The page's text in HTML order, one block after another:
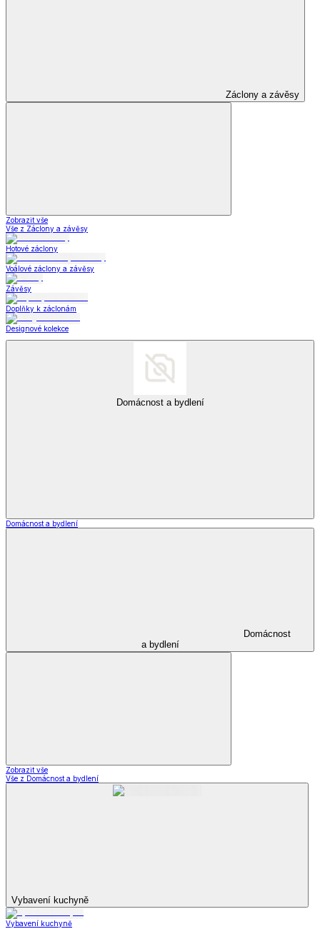
Záclony a závěsy
Zobrazit vše
Vše z Záclony a závěsy
Hotové záclony
Voálové záclony a závěsy
Závěsy
Doplňky k záclonám
Designové kolekce
Domácnost a bydlení
Domácnost a bydlení
Domácnost
a bydlení
Zobrazit vše
Vše z Domácnost a bydlení
Vybavení kuchyně
Vybavení kuchyně